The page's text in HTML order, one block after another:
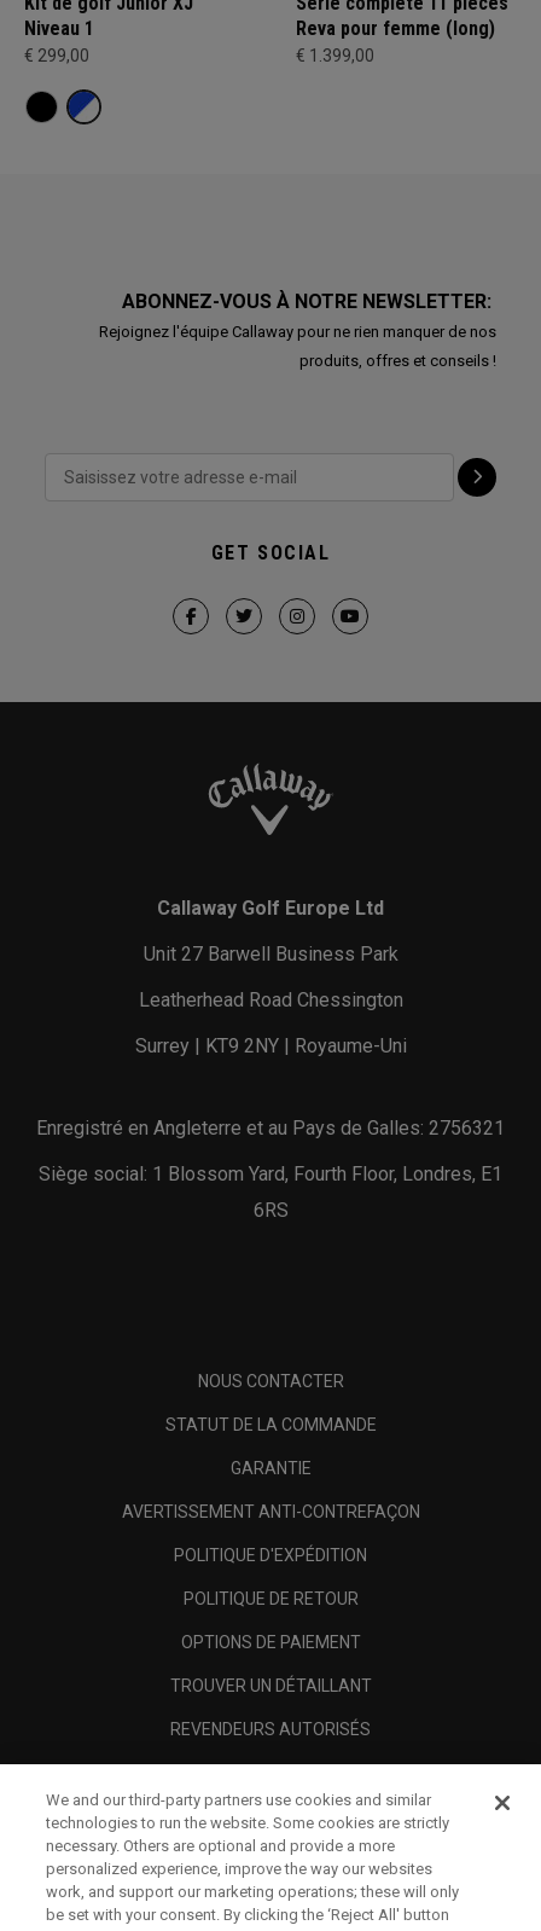
Niveau 1
€ 299,00
Reva pour femme (long)
€ 1.399,00
ABONNEZ-VOUS À NOTRE NEWSLETTER:
Rejoignez l'équipe Callaway pour ne rien manquer de nos
produits, offres et conseils !
GET SOCIAL
Callaway Golf Europe Ltd
Unit 27 Barwell Business Park
Leatherhead Road Chessington
Surrey | KT9 2NY | Royaume-Uni
Enregistré en Angleterre et au Pays de Galles: 2756321
Siège social: 1 Blossom Yard, Fourth Floor, Londres, E1
6RS
NOUS CONTACTER
STATUT DE LA COMMANDE
GARANTIE
AVERTISSEMENT ANTI-CONTREFAÇON
POLITIQUE D'EXPÉDITION
POLITIQUE DE RETOUR
OPTIONS DE PAIEMENT
TROUVER UN DÉTAILLANT
REVENDEURS AUTORISÉS
A PROPOS
MENTIONS LÉGALES
We and our third-party partners use cookies and similar
technologies to run the website. Some cookies are strictly
necessary. Others are optional and provide a more
personalized experience, improve the way our websites
work, and support our marketing operations; these will only
be set with your consent. By clicking the ‘Reject All' button